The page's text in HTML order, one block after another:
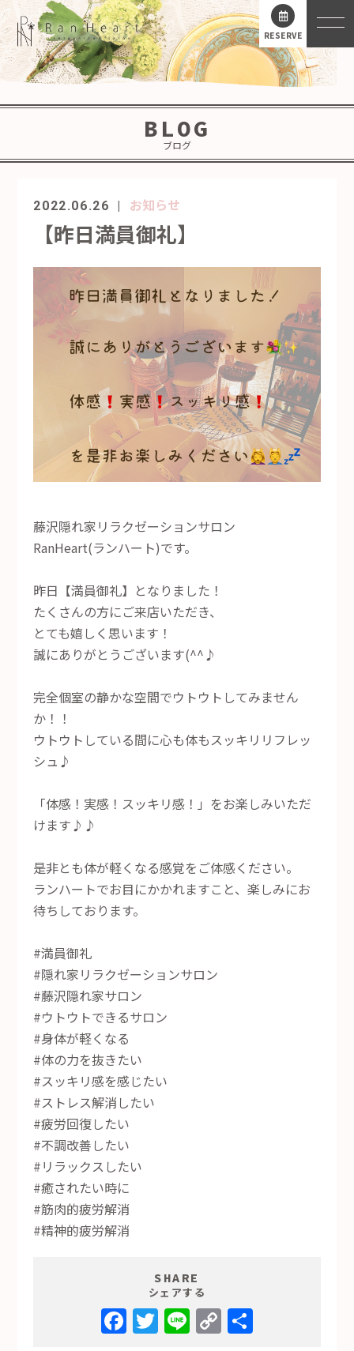
RESERVE
BLOG
ブログ
2022.06.26 お知らせ
【昨日満員御礼】
藤沢隠れ家リラクゼーションサロン
RanHeart(ランハート)です。
昨日【満員御礼】となりました！
たくさんの方にご来店いただき、
とても嬉しく思います！
誠にありがとうございます(^^♪
完全個室の静かな空間でウトウトしてみません
か！！
ウトウトしている間に心も体もスッキリリフレッ
シュ♪
「体感！実感！スッキリ感！」をお楽しみいただ
けます♪♪
是非とも体が軽くなる感覚をご体感ください。
ランハートでお目にかかれますこと、楽しみにお
待ちしております。
#満員御礼
#隠れ家リラクゼーションサロン
#藤沢隠れ家サロン
#ウトウトできるサロン
#身体が軽くなる
#体の力を抜きたい
#スッキリ感を感じたい
#ストレス解消したい
#疲労回復したい
#不調改善したい
#リラックスしたい
#癒されたい時に
#筋肉的疲労解消
#精神的疲労解消
SHARE
シェアする
Facebook
Twitter
LineCopy